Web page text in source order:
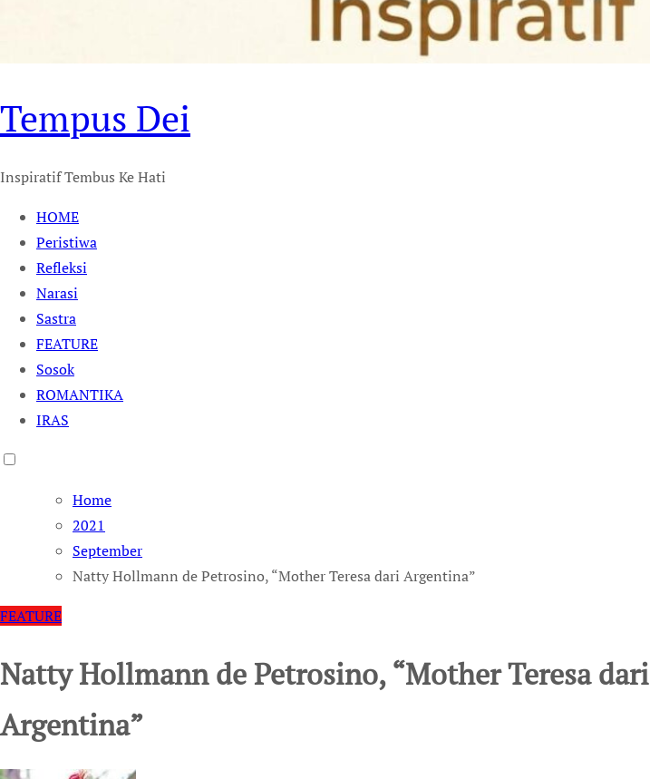
Tempus Dei
Inspiratif Tembus Ke Hati
HOME
Peristiwa
Refleksi
Narasi
Sastra
FEATURE
Sosok
ROMANTIKA
IRAS
Home
2021
September
Natty Hollmann de Petrosino, “Mother Teresa dari Argentina”
FEATURE
Natty Hollmann de Petrosino, “Mother Teresa dari
Argentina”